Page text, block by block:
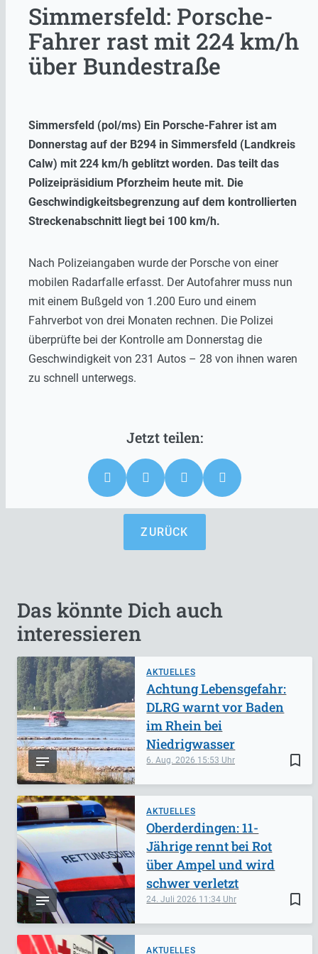
Simmersfeld: Porsche-
Fahrer rast mit 224 km/h
über Bundestraße
Simmersfeld (pol/ms) Ein Porsche-Fahrer ist am
Donnerstag auf der B294 in Simmersfeld (Landkreis
Calw) mit 224 km/h geblitzt worden. Das teilt das
Polizeipräsidium Pforzheim heute mit. Die
Geschwindigkeitsbegrenzung auf dem kontrollierten
Streckenabschnitt liegt bei 100 km/h.
Nach Polizeiangaben wurde der Porsche von einer
mobilen Radarfalle erfasst. Der Autofahrer muss nun
mit einem Bußgeld von 1.200 Euro und einem
Fahrverbot von drei Monaten rechnen. Die Polizei
überprüfte bei der Kontrolle am Donnerstag die
Geschwindigkeit von 231 Autos – 28 von ihnen waren
zu schnell unterwegs.
ZURÜCK
Das könnte Dich auch
interessieren
AKTUELLES
bookmark_border
6. Aug. 2026 15:53
Achtung Lebensgefahr:
DLRG warnt vor Baden
im Rhein bei
Niedrigwasser
AKTUELLES
bookmark_border
24. Juli 2026 11:34
Oberderdingen: 11-
Jährige rennt bei Rot
über Ampel und wird
schwer verletzt
AKTUELLES